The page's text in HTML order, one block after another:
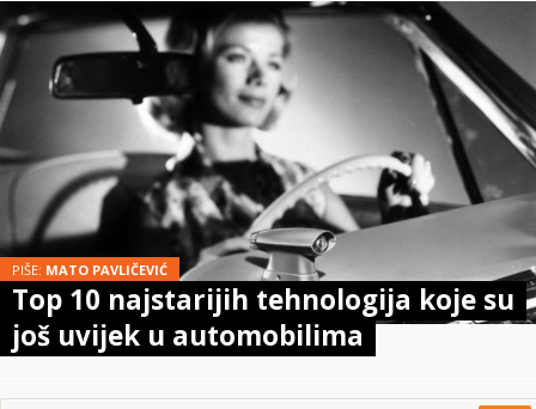
PIŠE: MATO PAVLIČEVIĆ
Top 10 najstarijih tehnologija koje su
još uvijek u automobilima